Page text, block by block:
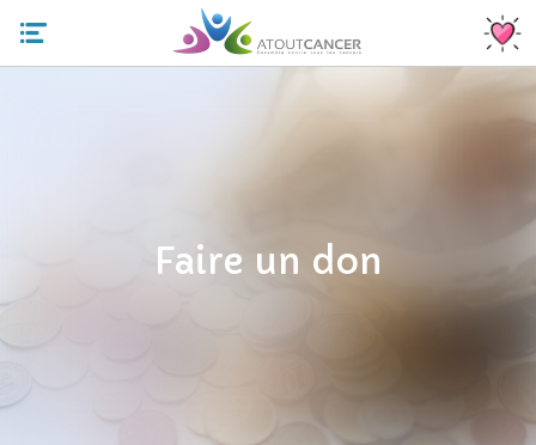
Faire un don